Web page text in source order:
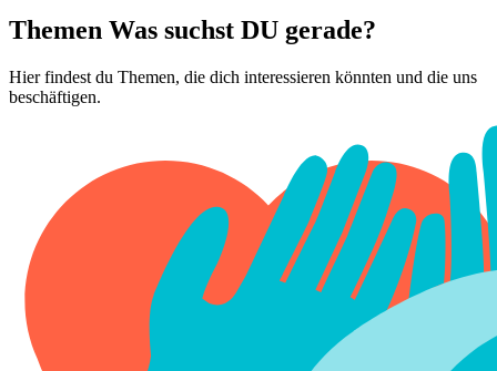
Themen Was suchst DU gerade?
Hier findest du Themen, die dich interessieren könnten und die uns
beschäftigen.